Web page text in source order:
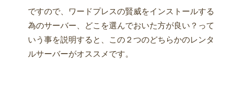
ですので、ワードプレスの賢威をインストールする
為のサーバー、どこを選んでおいた方が良い？って
いう事を説明すると、この２つのどちらかのレンタ
ルサーバーがオススメです。